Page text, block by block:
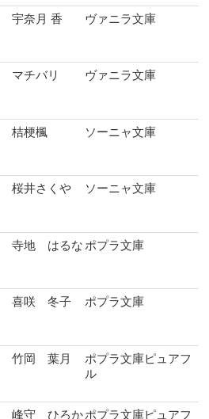
宇奈月 香 ヴァニラ文庫
マチバリ ヴァニラ文庫
桔梗楓 ソーニャ文庫
桜井さくや ソーニャ文庫
寺地 はるな ポプラ文庫
喜咲 冬子 ポプラ文庫
竹岡 葉月
ポプラ文庫ピュアフ
ル
峰守 ひろかポプラ文庫ピュアフ